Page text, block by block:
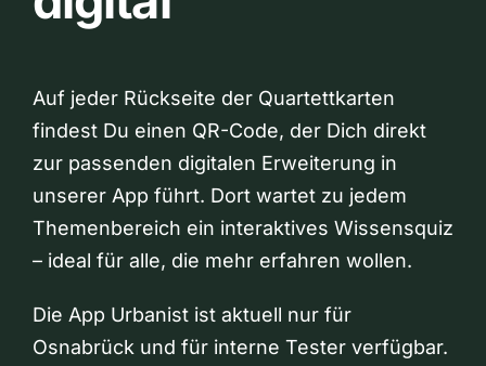
Auf jeder Rückseite der Quartettkarten
findest Du einen QR-Code, der Dich direkt
zur passenden digitalen Erweiterung in
unserer App führt. Dort wartet zu jedem
Themenbereich ein interaktives Wissensquiz
– ideal für alle, die mehr erfahren wollen.
Die App Urbanist ist aktuell nur für
Osnabrück und für interne Tester verfügbar.